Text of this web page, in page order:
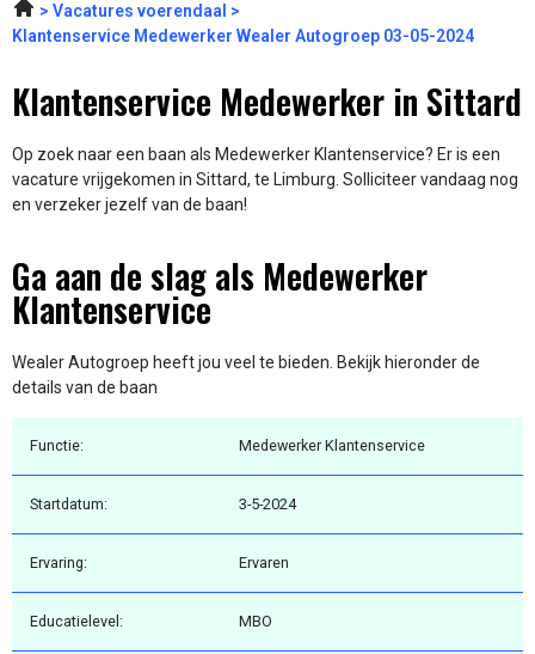
Vacatures voerendaal
Klantenservice Medewerker Wealer Autogroep 03-05-2024
Klantenservice Medewerker in Sittard
Op zoek naar een baan als Medewerker Klantenservice? Er is een
vacature vrijgekomen in Sittard, te Limburg. Solliciteer vandaag nog
en verzeker jezelf van de baan!
Ga aan de slag als Medewerker
Klantenservice
Wealer Autogroep heeft jou veel te bieden. Bekijk hieronder de
details van de baan
Functie: Medewerker Klantenservice
Startdatum: 3-5-2024
Ervaring: Ervaren
Educatielevel: MBO